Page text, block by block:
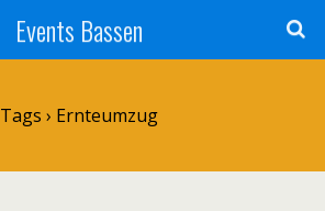
Events Bassen
Tags › Ernteumzug